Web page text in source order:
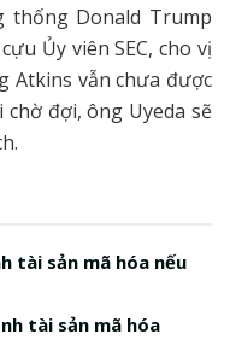
thống Donald Trump
Ủy viên SEC, cho vị
Atkins vẫn chưa được
đợi, ông Uyeda sẽ
tài sản mã hóa nếu
tài sản mã hóa